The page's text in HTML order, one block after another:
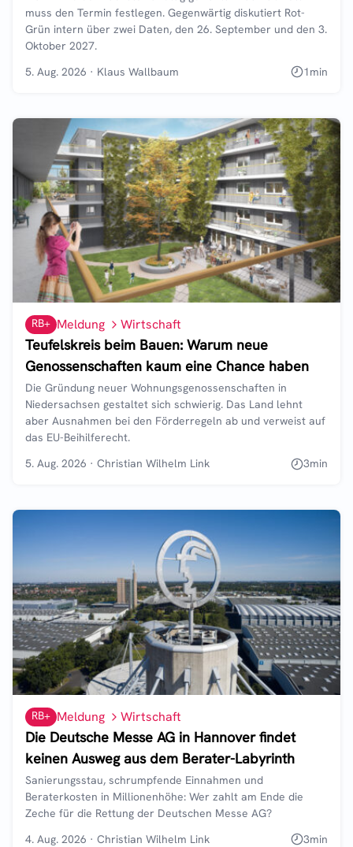
muss den Termin festlegen. Gegenwärtig diskutiert Rot-
Grün intern über zwei Daten, den 26. September und den 3.
Oktober 2027.
5. Aug. 2026 · Klaus Wallbaum 1min
RB+ Meldung Wirtschaft
Teufelskreis beim Bauen: Warum neue
Genossenschaften kaum eine Chance haben
Die Gründung neuer Wohnungsgenossenschaften in
Niedersachsen gestaltet sich schwierig. Das Land lehnt
aber Ausnahmen bei den Förderregeln ab und verweist auf
das EU-Beihilferecht.
5. Aug. 2026 · Christian Wilhelm Link 3min
RB+ Meldung Wirtschaft
Die Deutsche Messe AG in Hannover findet
keinen Ausweg aus dem Berater-Labyrinth
Sanierungsstau, schrumpfende Einnahmen und
Beraterkosten in Millionenhöhe: Wer zahlt am Ende die
Zeche für die Rettung der Deutschen Messe AG?
4. Aug. 2026 · Christian Wilhelm Link 3min